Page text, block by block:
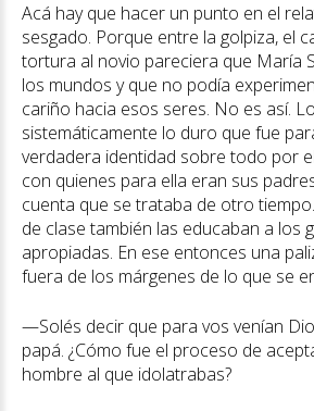
Acá hay que hacer un punto en el
sesgado. Porque entre la golpiza, el
tortura al novio pareciera que María
los mundos y que no podía
cariño hacia esos seres. No es así.
sistemáticamente lo duro que fue
verdadera identidad sobre todo por
con quienes para ella eran sus
cuenta que se trataba de otro
de clase también las educaban a los
apropiadas. En ese entonces una
fuera de los márgenes de lo que se
—Solés decir que para vos venían
papá. ¿Cómo fue el proceso de
hombre al que idolatrabas?